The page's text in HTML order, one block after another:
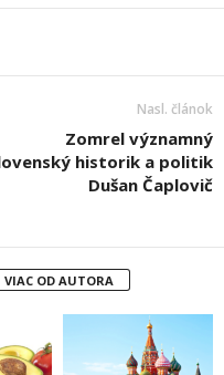
Nasl. článok
Zomrel významný
historik a politik
Dušan Čaplovič
VIAC OD AUTORA